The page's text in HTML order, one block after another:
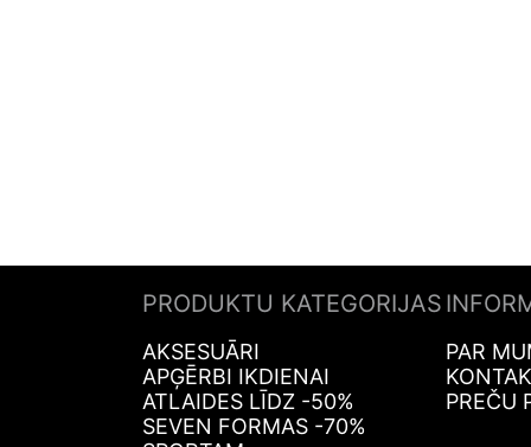
PRODUKTU KATEGORIJAS
AKSESUĀRI
APĢĒRBI IKDIENAI
ATLAIDES LĪDZ -50%
SEVEN FORMAS -70%
PAR
PREČU